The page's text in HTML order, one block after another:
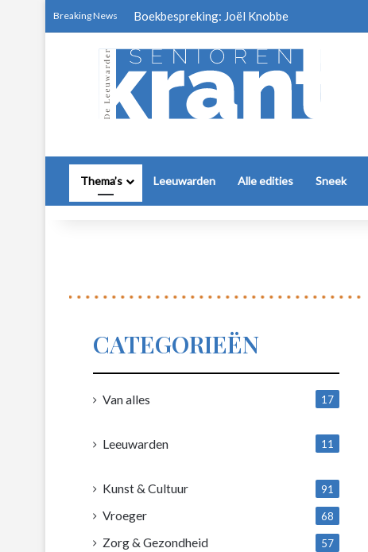
Breaking News Boekbespreking: Joël Knobbe
Thema’s Leeuwarden Alle edities Sneek
CATEGORIEËN
Van alles
17
Leeuwarden
11
Kunst & Cultuur 91
Vroeger 68
Zorg & Gezondheid 57